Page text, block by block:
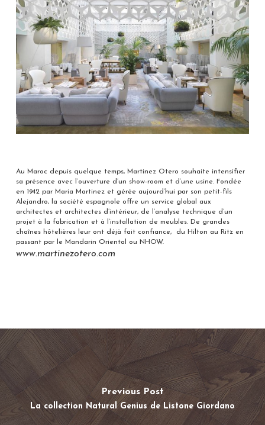
Au Maroc depuis quelque temps, Martinez Otero souhaite intensifier
sa présence avec l’ouverture d’un show-room et d’une usine. Fondée
en 1942 par Maria Martinez et gérée aujourd’hui par son petit-fils
Alejandro, la société espagnole offre un service global aux
architectes et architectes d’intérieur, de l’analyse technique d’un
projet à la fabrication et à l’installation de meubles. De grandes
chaînes hôtelières leur ont déjà fait confiance, du Hilton au Ritz en
passant par le Mandarin Oriental ou NHOW.
www.martinezotero.com
Previous Post
La collection Natural Genius de Listone Giordano